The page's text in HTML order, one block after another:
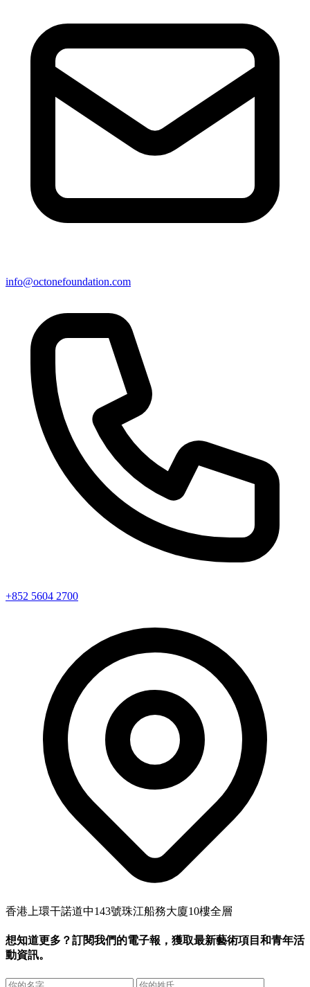
info@octonefoundation.com
+852 5604 2700
香港上環干諾道中143號珠江船務大廈10樓全層
想知道更多？訂閱我們的電子報，獲取最新藝術項目和青年活
動資訊。